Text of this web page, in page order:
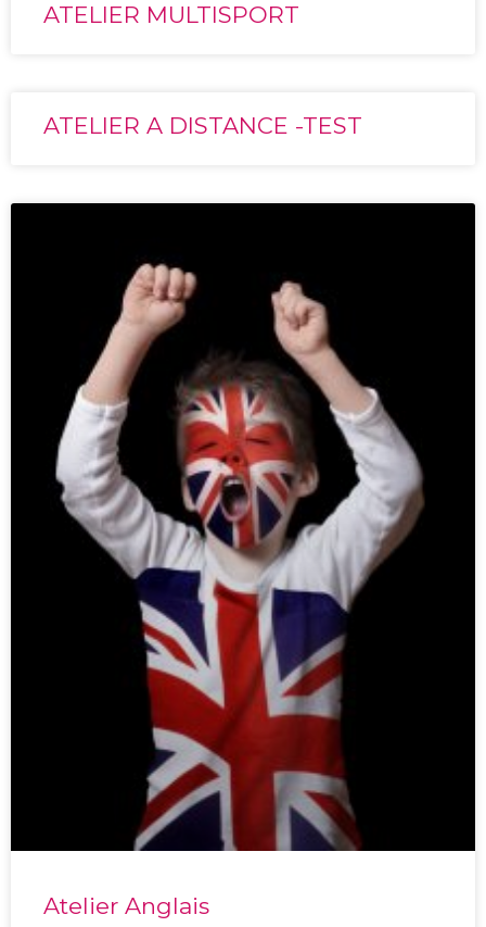
ATELIER MULTISPORT
ATELIER A DISTANCE -TEST
Atelier Anglais